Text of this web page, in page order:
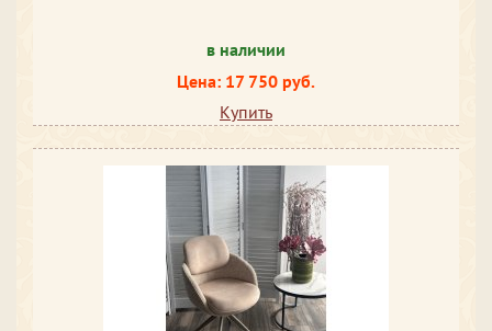
в наличии
Цена: 17 750 руб.
Купить